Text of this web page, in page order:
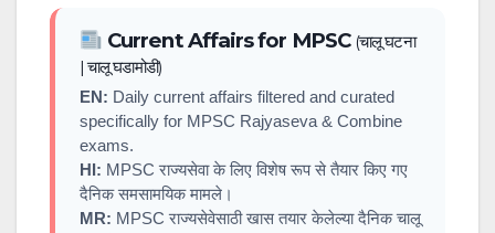
Current Affairs for MPSC (चालू घटना
| चालू घडामोडी)
EN: Daily current affairs filtered and curated
specifically for MPSC Rajyaseva & Combine
exams.
HI: MPSC राज्यसेवा के लिए विशेष रूप से तैयार किए गए
दैनिक समसामयिक मामले।
MR: MPSC राज्यसेवेसाठी खास तयार केलेल्या दैनिक चालू